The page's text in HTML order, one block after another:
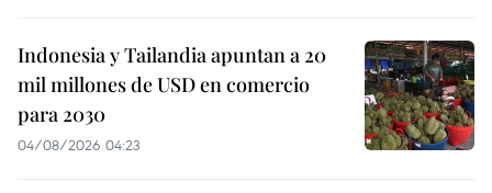
Indonesia y Tailandia apuntan a 20
mil millones de USD en comercio
para 2030
04/08/2026 04:23